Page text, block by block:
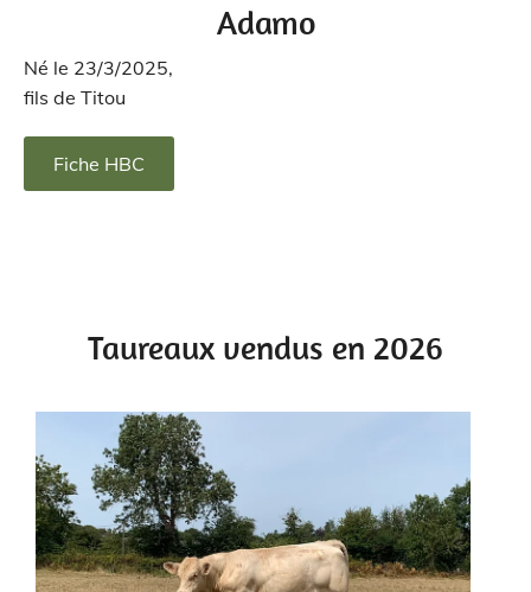
Adamo
Né le 23/3/2025,
fils de Titou
Fiche HBC
Taureaux vendus en 2026